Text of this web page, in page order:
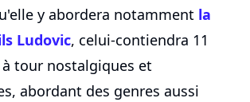
y abordera notamment la
Ludovic, celui-contiendra 11
tour nostalgiques et
abordant des genres aussi